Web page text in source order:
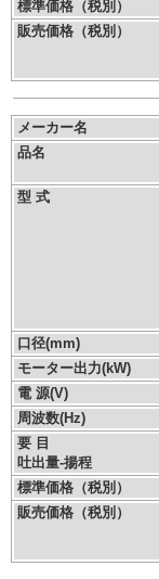
標準価格（税別）
販売価格（税別）
メーカー名
品名
型 式
口径(mm)
モーター出力(kW)
電 源(V)
周波数(Hz)
要 目
吐出量-揚程
標準価格（税別）
販売価格（税別）